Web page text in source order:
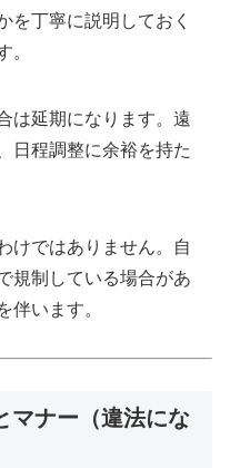
を丁寧に説明しておく
。
は延期になります。遠
日程調整に余裕を持た
けではありません。自
規制している場合があ
伴います。
マナー（違法にな